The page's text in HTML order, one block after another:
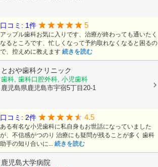
口コミ: 1件 5
アップル歯科お気に入りです、治療が終わっても通いたく
なるところです、忙しくなって予約取れなくなると困るの
で、控えめに教えます 続きを読む
とおや歯科クリニック
歯科, 歯科口腔外科, 小児歯科
鹿児島県鹿児島市宇宿5丁目20-1
口コミ: 2件 4.5
ある有名な小児歯科に私自身もお世話になっていました
が、不信感がつのり 治療にも疑問が残ることが多く 歯科
助手の知り合いに... 続きを読む
鹿児島大学病院